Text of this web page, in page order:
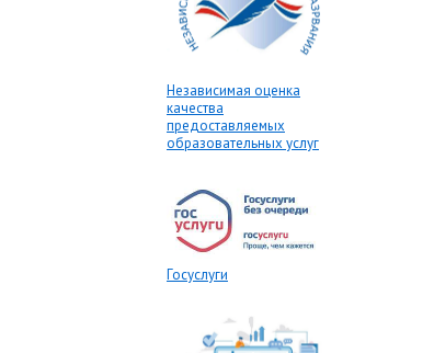
Независимая оценка
качества
предоставляемых
образовательных услуг
Госуслуги